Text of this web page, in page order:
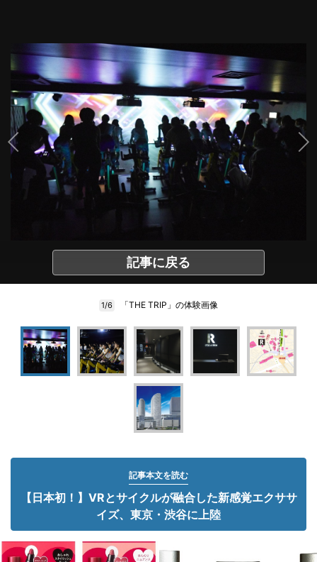
記事に戻る
1/6 「THE TRIP」の体験画像
記事本文を読む
【日本初！】VRとサイクルが融合した新感覚エクササ
イズ、東京・渋谷に上陸